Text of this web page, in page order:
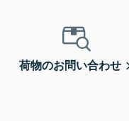
荷物のお問い合わせ